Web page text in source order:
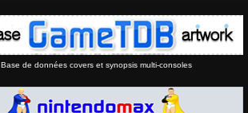
Base de données covers et synopsis multi-consoles